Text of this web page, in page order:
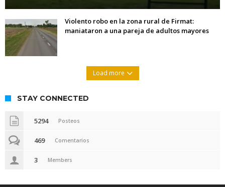
Violento robo en la zona rural de Firmat:
maniataron a una pareja de adultos mayores
Load more
STAY CONNECTED
5294 Posteos
469 Comentarios
3 Members